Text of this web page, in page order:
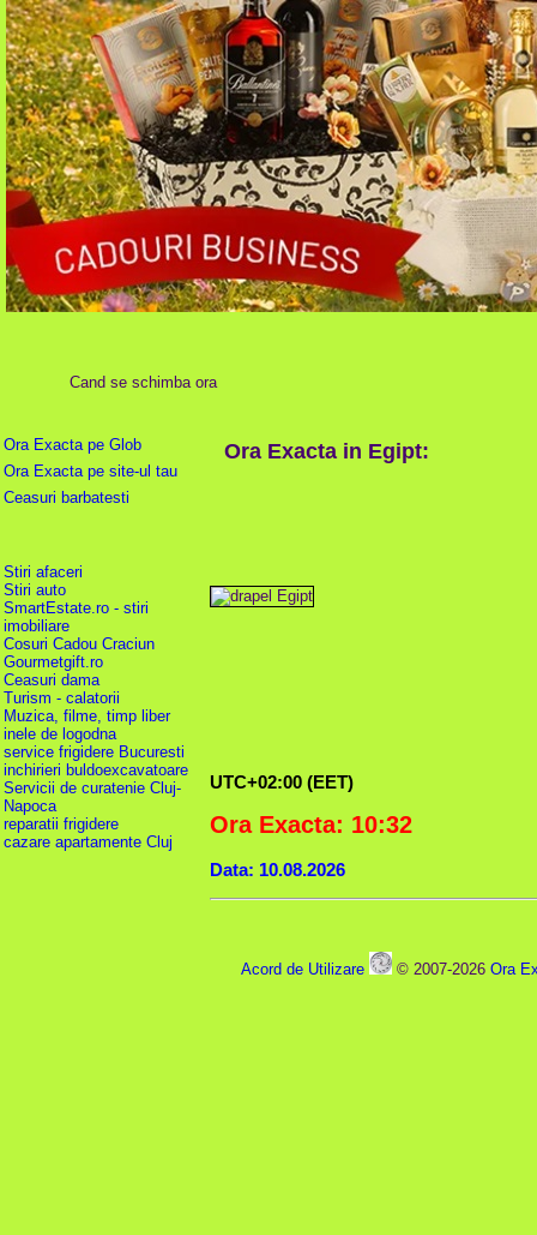
Cand se schimba ora
Ora Exacta pe Glob
Ora Exacta pe site-ul tau
Ceasuri barbatesti
Stiri afaceri
Stiri auto
SmartEstate.ro - stiri
imobiliare
Cosuri Cadou Craciun
Gourmetgift.ro
Ceasuri dama
Turism - calatorii
Muzica, filme, timp liber
inele de logodna
service frigidere Bucuresti
inchirieri buldoexcavatoare
Servicii de curatenie Cluj-
Napoca
reparatii frigidere
cazare apartamente Cluj
Ora Exacta in Egipt:
UTC+02:00 (EET)
Ora Exacta: 10:32
Data: 10.08.2026
Acord de Utilizare © 2007-2026 Ora